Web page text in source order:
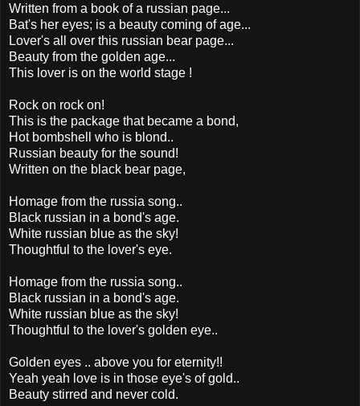
Written from a book of a russian page...
Bat's her eyes; is a beauty coming of age...
Lover's all over this russian bear page...
Beauty from the golden age...
This lover is on the world stage !
Rock on rock on!
This is the package that became a bond,
Hot bombshell who is blond..
Russian beauty for the sound!
Written on the black bear page,
Homage from the russia song..
Black russian in a bond's age.
White russian blue as the sky!
Thoughtful to the lover's eye.
Homage from the russia song..
Black russian in a bond's age.
White russian blue as the sky!
Thoughtful to the lover's golden eye..
Golden eyes .. above you for eternity!!
Yeah yeah love is in those eye's of gold..
Beauty stirred and never cold.